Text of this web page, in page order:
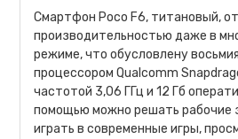
Смартфон Poco F6, титановый,
производительностью даже в
режиме, что обусловлену
процессором Qualcomm
частотой 3,06 ГГц и 12 Гб
помощью можно решать рабочие
играть в современные игры,